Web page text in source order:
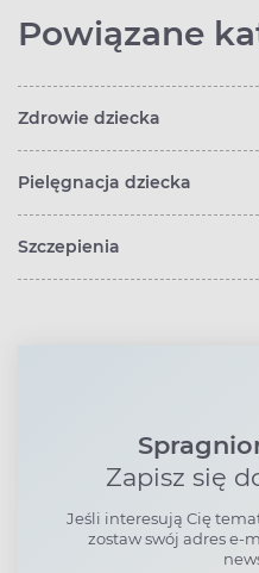
Powiązane
Zdrowie dziecka
Pielęgnacja dziecka
Szczepienia
Zapisz się
Jeśli interesują Cię
zostaw swój adres e-